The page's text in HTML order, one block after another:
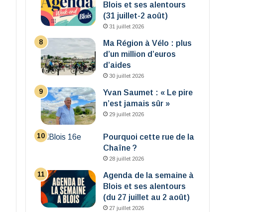
Blois et ses alentours
(31 juillet-2 août)
31 juillet 2026
Ma Région à Vélo : plus
d’un million d’euros
d’aides
30 juillet 2026
Yvan Saumet : « Le pire
n’est jamais sûr »
29 juillet 2026
Pourquoi cette rue de la
Chaîne ?
28 juillet 2026
Agenda de la semaine à
Blois et ses alentours
(du 27 juillet au 2 août)
27 juillet 2026